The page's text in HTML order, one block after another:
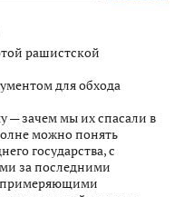
рашистской
для обхода
— зачем мы их спасали в
можно понять
государства, с
за последними